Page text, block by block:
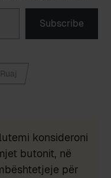
Subscribe
Ruaj
konsideroni
butonit, në
për